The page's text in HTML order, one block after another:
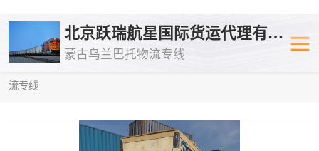
北京跃瑞航星国际货运代理有限公司
蒙古乌兰巴托物流专线
流专线
乌兰巴托物流专线 乌兰巴托铁
乌兰巴托公路运输
中欧班列
蒙古乌兰巴托双清包税